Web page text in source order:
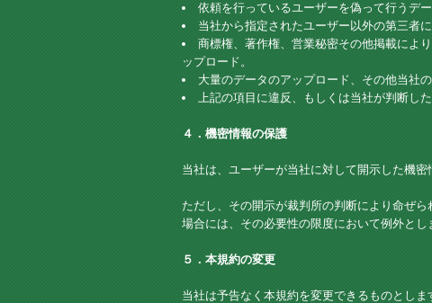
依頼を行っているユーザーを偽って行うデー
当社から指定されたユーザー以外の第三者
商標権、著作権、営業秘密その他掲載によ
ップロード。
大量のデータのアップロード、その他当社
上記の項目に違反、もしくは当社が判断し
４．機密情報の保護
当社は、ユーザーが当社に対して開示した機
ただし、その開示が裁判所の判断により命ぜ
場合には、その必要性の限度において例外とし
５．本規約の変更
当社は予告なく本規約を変更できるものとし